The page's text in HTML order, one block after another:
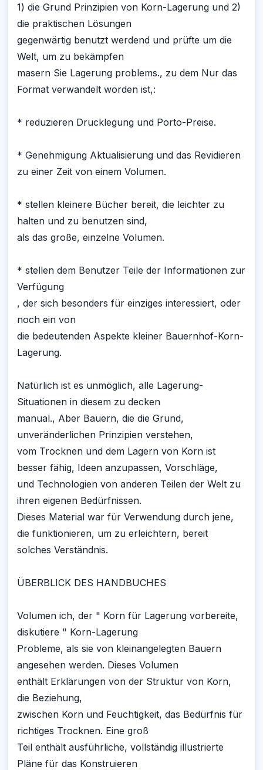
1) die Grund Prinzipien von Korn-Lagerung und 2)
die praktischen Lösungen
gegenwärtig benutzt werdend und prüfte um die
Welt, um zu bekämpfen
masern Sie Lagerung problems., zu dem Nur das
Format verwandelt worden ist,:
* reduzieren Drucklegung und Porto-Preise.
* Genehmigung Aktualisierung und das Revidieren
zu einer Zeit von einem Volumen.
* stellen kleinere Bücher bereit, die leichter zu
halten und zu benutzen sind,
als das große, einzelne Volumen.
* stellen dem Benutzer Teile der Informationen zur
Verfügung
, der sich besonders für einziges interessiert, oder
noch ein von
die bedeutenden Aspekte kleiner Bauernhof-Korn-
Lagerung.
Natürlich ist es unmöglich, alle Lagerung-
Situationen in diesem zu decken
manual., Aber Bauern, die die Grund,
unveränderlichen Prinzipien verstehen,
vom Trocknen und dem Lagern von Korn ist
besser fähig, Ideen anzupassen, Vorschläge,
und Technologien von anderen Teilen der Welt zu
ihren eigenen Bedürfnissen.
Dieses Material war für Verwendung durch jene,
die funktionieren, um zu erleichtern, bereit
solches Verständnis.
ÜBERBLICK DES HANDBUCHES
Volumen ich, der " Korn für Lagerung vorbereite,
diskutiere " Korn-Lagerung
Probleme, als sie von kleinangelegten Bauern
angesehen werden. Dieses Volumen
enthält Erklärungen von der Struktur von Korn,
die Beziehung,
zwischen Korn und Feuchtigkeit, das Bedürfnis für
richtiges Trocknen. Eine groß
Teil enthält ausführliche, vollständig illustrierte
Pläne für das Konstruieren